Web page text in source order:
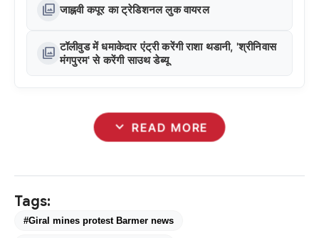
photo_library जाह्नवी कपूर का ट्रेडिशनल लुक वायरल
photo_library टॉलीवुड में धमाकेदार एंट्री करेंगी राशा थडानी, 'श्रीनिवास
मंगपुरम' से करेंगी साउथ डेब्यू
expand_more READ MORE
Tags:
#Giral mines protest Barmer news